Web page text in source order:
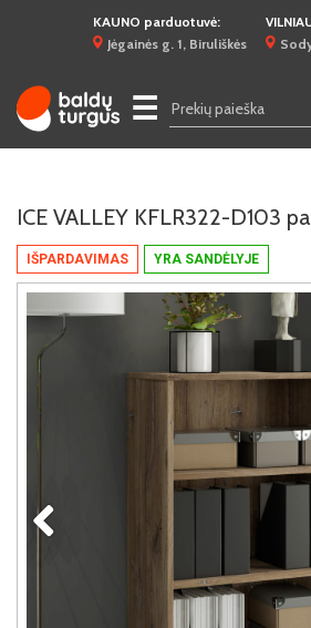
KAUNO parduotuvė:
Jėgainės g. 1, Biruliškės
☰
IŠPARDAVIMAS YRA SANDĖLYJE
ICE VALLEY KFLR322-D103